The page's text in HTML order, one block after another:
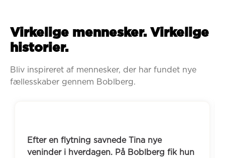
Virkelige mennesker. Virkelige
historier.
Bliv inspireret af mennesker, der har fundet nye
fællesskaber gennem Boblberg.
Efter en flytning savnede Tina nye
veninder i hverdagen. På Boblberg fik hun